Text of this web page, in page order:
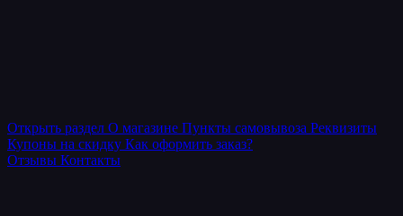
Открыть раздел О магазине Пункты самовывоза Реквизиты
Купоны на скидку Как оформить заказ?
Отзывы Контакты